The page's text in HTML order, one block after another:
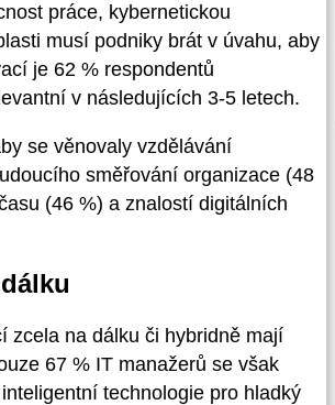
práce, kybernetickou
musí podniky brát v úvahu, aby
je 62 % respondentů
v následujících 3-5 letech.
se věnovaly vzdělávání
směřování organizace (48
(46 %) a znalostí digitálních
zcela na dálku či hybridně mají
67 % IT manažerů se však
technologie pro hladký